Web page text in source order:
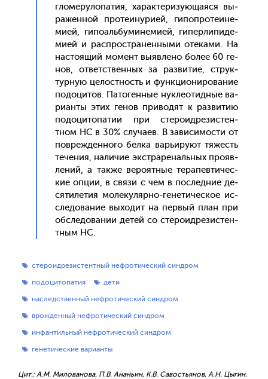
гло­меру­лопа­тия, ха­рак­те­ризу­юща­яся вы­
ражен­ной про­те­ину­ри­ей, ги­поп­ро­те­ине­
ми­ей, ги­по­аль­бу­мине­ми­ей, ги­пер­ли­пиде­
ми­ей и рас­простра­нен­ны­ми оте­ками. На
нас­то­ящий мо­мент вы­яв­ле­но бо­лее 60 ге­
нов, от­ветс­твен­ных за раз­ви­тие, струк­
турную це­лос­тность и фун­кци­они­рова­ние
по­доци­тов. Па­тоген­ные нук­ле­отид­ные ва­
ри­ан­ты этих ге­нов при­водят к раз­ви­тию
по­доци­топа­тии при сте­ро­ид­ре­зис­тен­
тном НС в 30% слу­ча­ев. В за­виси­мос­ти от
пов­режден­но­го бел­ка варь­иру­ют тя­жесть
те­чения, на­личие экс­тра­реналь­ных про­яв­
ле­ний, а так­же ве­ро­ят­ные те­рапев­ти­чес­
кие оп­ции, в свя­зи с чем в пос­ледние де­
сяти­летия мо­леку­ляр­но-ге­нети­чес­кое ис­
сле­дова­ние вы­ходит на пер­вый план при
об­сле­дова­нии де­тей со сте­ро­ид­ре­зис­тен­
тным НС.
стероидрезистентный нефротический синдром
подоцитопатия
дети
наследственный нефротический синдром
врожденный нефротический синдром
инфантильный нефротический синдром
генетические варианты
Цит.: А.М. Милованова, П.В. Ананьин, К.В. Савостьянов, А.Н. Цыгин.